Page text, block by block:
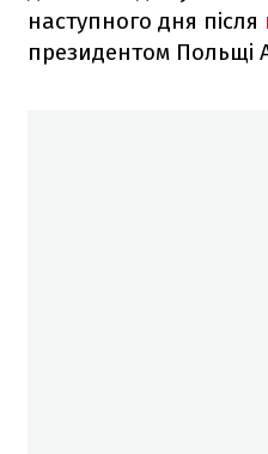
наступного дня після
президентом Польщі